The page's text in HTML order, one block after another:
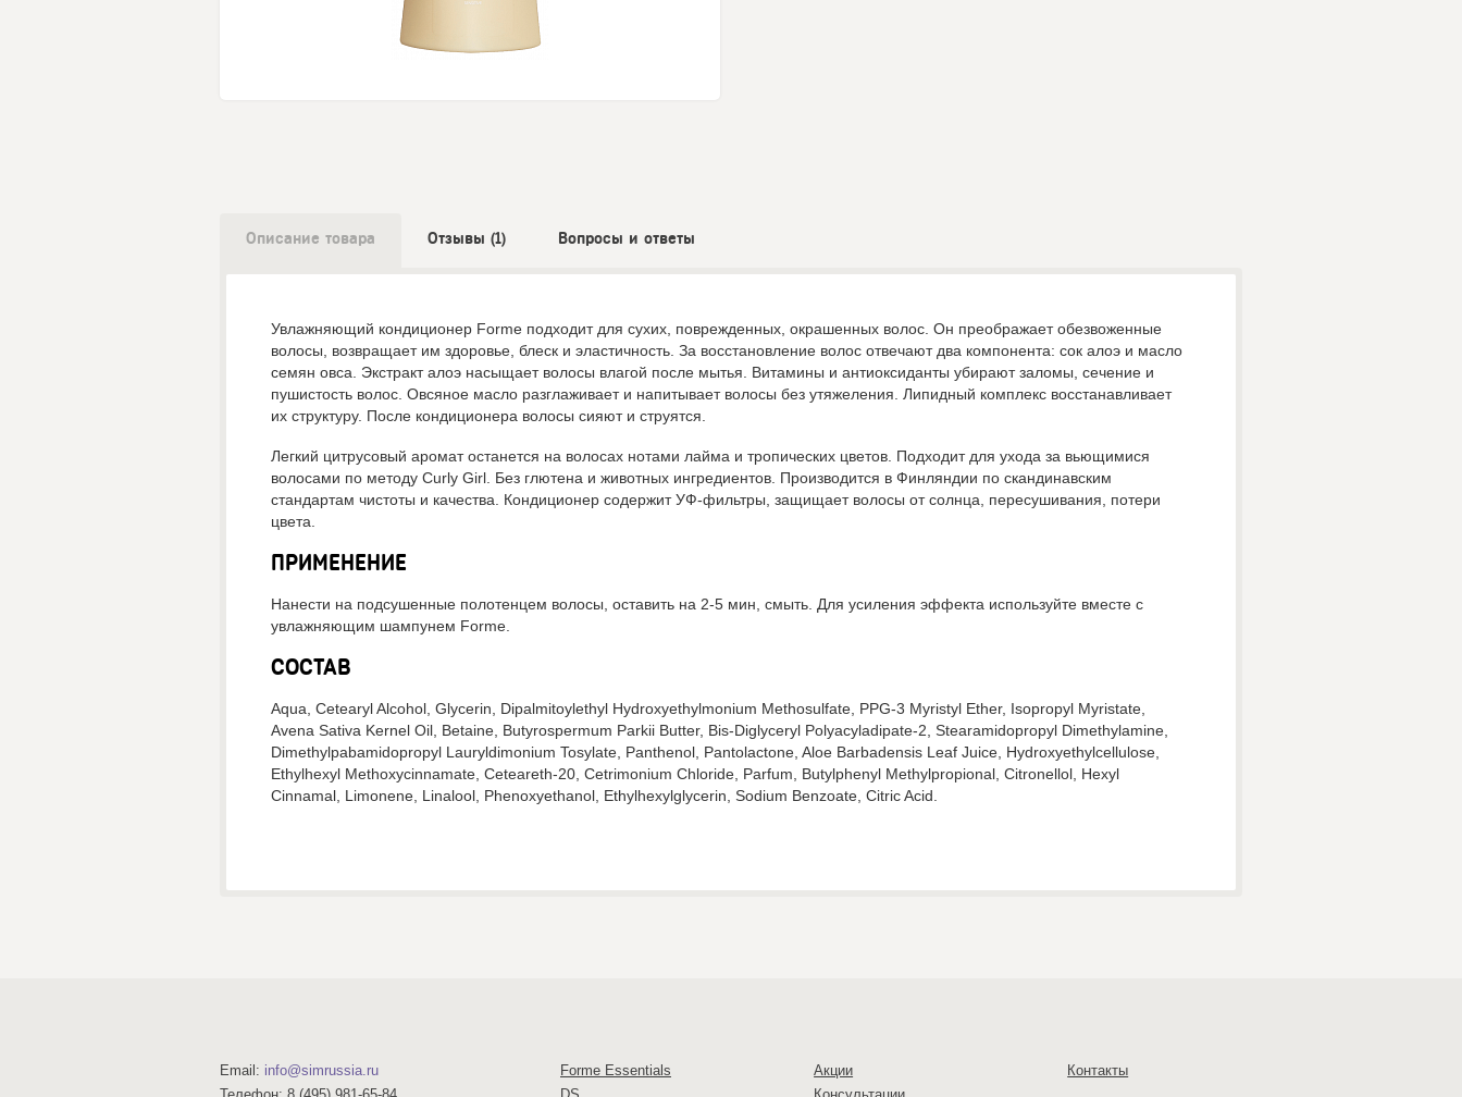
Описание товара Отзывы (1) Вопросы и ответы
Увлажняющий кондиционер Forme подходит для сухих, поврежденных, окрашенных волос. Он преображает обезвоженные
волосы, возвращает им здоровье, блеск и эластичность. За восстановление волос отвечают два компонента: сок алоэ и масло
семян овса. Экстракт алоэ насыщает волосы влагой после мытья. Витамины и антиоксиданты убирают заломы, сечение и
пушистость волос. Овсяное масло разглаживает и напитывает волосы без утяжеления. Липидный комплекс восстанавливает
их структуру. После кондиционера волосы сияют и струятся.
Легкий цитрусовый аромат останется на волосах нотами лайма и тропических цветов. Подходит для ухода за вьющимися
волосами по методу Curly Girl. Без глютена и животных ингредиентов. Производится в Финляндии по скандинавским
стандартам чистоты и качества. Кондиционер содержит УФ-фильтры, защищает волосы от солнца, пересушивания, потери
цвета.
ПРИМЕНЕНИЕ
Нанести на подсушенные полотенцем волосы, оставить на 2-5 мин, смыть. Для усиления эффекта используйте вместе с
увлажняющим шампунем Forme.
СОСТАВ
Aqua, Cetearyl Alcohol, Glycerin, Dipalmitoylethyl Hydroxyethylmonium Methosulfate, PPG-3 Myristyl Ether, Isopropyl Myristate,
Avena Sativa Kernel Oil, Betaine, Butyrospermum Parkii Butter, Bis-Diglyceryl Polyacyladipate-2, Stearamidopropyl Dimethylamine,
Dimethylpabamidopropyl Lauryldimonium Tosylate, Panthenol, Pantolactone, Aloe Barbadensis Leaf Juice, Hydroxyethylcellulose,
Ethylhexyl Methoxycinnamate, Ceteareth-20, Cetrimonium Chloride, Parfum, Butylphenyl Methylpropional, Citronellol, Hexyl
Cinnamal, Limonene, Linalool, Phenoxyethanol, Ethylhexylglycerin, Sodium Benzoate, Citric Acid.
Email: info@simrussia.ru
Forme Essentials
Акции
Контакты